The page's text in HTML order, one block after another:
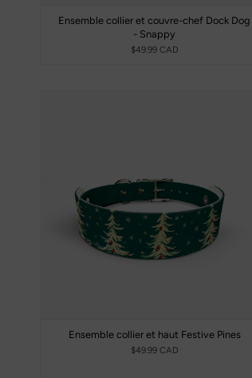
Ensemble collier et couvre-chef Dock Dog
- Snappy
$49.99 CAD
Ensemble collier et haut Festive Pines
$49.99 CAD